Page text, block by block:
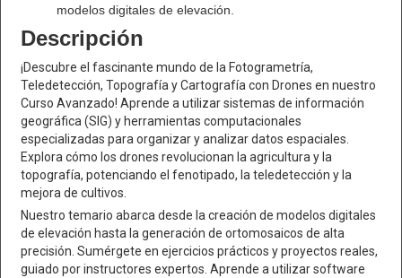
modelos digitales de elevación.
Descripción
¡Descubre el fascinante mundo de la Fotogrametría,
Teledetección, Topografía y Cartografía con Drones en nuestro
Curso Avanzado! Aprende a utilizar sistemas de información
geográfica (SIG) y herramientas computacionales
especializadas para organizar y analizar datos espaciales.
Explora cómo los drones revolucionan la agricultura y la
topografía, potenciando el fenotipado, la teledetección y la
mejora de cultivos.
Nuestro temario abarca desde la creación de modelos digitales
de elevación hasta la generación de ortomosaicos de alta
precisión. Sumérgete en ejercicios prácticos y proyectos reales,
guiado por instructores expertos. Aprende a utilizar software